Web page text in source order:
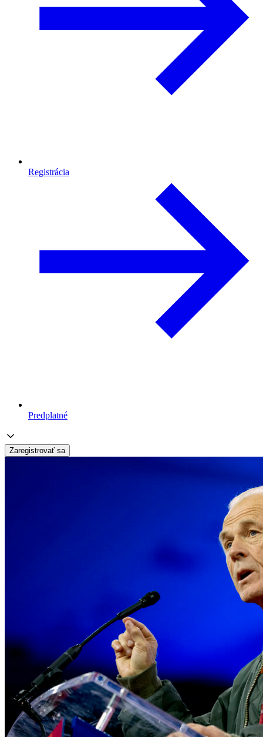
Registrácia
Predplatné
Zaregistrovať sa